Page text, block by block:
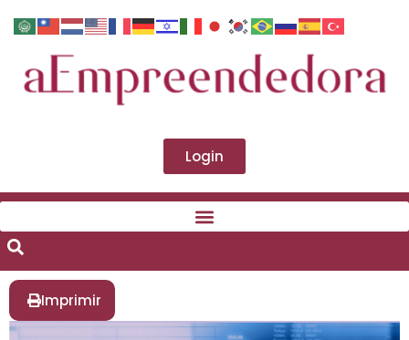
Login
Imprimir